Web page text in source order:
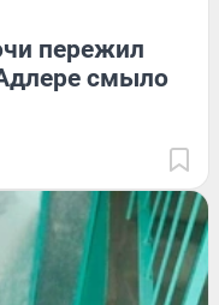
пережил
смыло